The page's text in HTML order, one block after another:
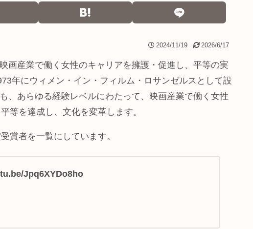
2024/11/19 2026/6/17
映画産業で働く女性のキャリアを擁護・促進し、平等の実
年にウィメン・イン・フィルム・ロサンゼルスとして設
、あらゆる経験レベルにわたって、映画産業で働く女性
等を達成し、文化を変革します。
賞者を一覧にしています。
Jpq6XYDo8ho